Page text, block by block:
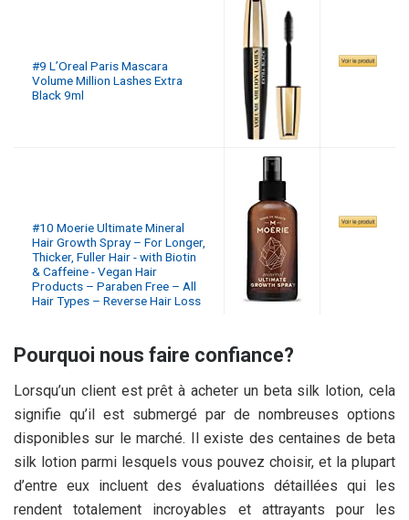
#9 L’Oreal Paris Mascara
Volume Million Lashes Extra
Black 9ml
#10 Moerie Ultimate Mineral
Hair Growth Spray – For Longer,
Thicker, Fuller Hair - with Biotin
& Caffeine - Vegan Hair
Products – Paraben Free – All
Hair Types – Reverse Hair Loss
Pourquoi nous faire confiance?
Lorsqu’un client est prêt à acheter un beta silk lotion, cela
signifie qu’il est submergé par de nombreuses options
disponibles sur le marché. Il existe des centaines de beta
silk lotion parmi lesquels vous pouvez choisir, et la plupart
d’entre eux incluent des évaluations détaillées qui les
rendent totalement incroyables et attrayants pour les